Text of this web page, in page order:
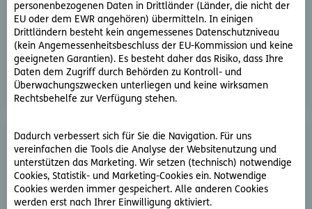
personenbezogenen Daten in Drittländer (Länder, die nicht der
EU oder dem EWR angehören) übermitteln. In einigen
Drittländern besteht kein angemessenes Datenschutzniveau
(kein Angemessenheitsbeschluss der EU-Kommission und keine
geeigneten Garantien). Es besteht daher das Risiko, dass Ihre
Daten dem Zugriff durch Behörden zu Kontroll- und
Überwachungszwecken unterliegen und keine wirksamen
Rechtsbehelfe zur Verfügung stehen.
Dadurch verbessert sich für Sie die Navigation. Für uns
vereinfachen die Tools die Analyse der Websitenutzung und
unterstützen das Marketing. Wir setzen (technisch) notwendige
Cookies, Statistik- und Marketing-Cookies ein. Notwendige
Cookies werden immer gespeichert. Alle anderen Cookies
werden erst nach Ihrer Einwilligung aktiviert.
Sie haben ein rechtliche Frage? Unsere Rechtsexperten
beantworten diese gerne und schnell.
Rechtsfrage stellen